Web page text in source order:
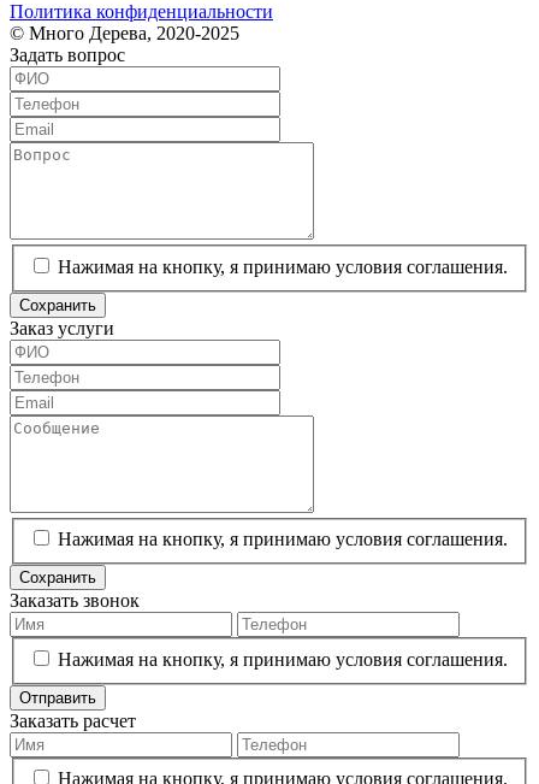
Политика конфиденциальности
© Много Дерева, 2020-2025
Задать вопрос
Нажимая на кнопку, я принимаю условия соглашения.
Сохранить
Заказ услуги
Нажимая на кнопку, я принимаю условия соглашения.
Сохранить
Заказать звонок
Нажимая на кнопку, я принимаю условия соглашения.
Отправить
Заказать расчет
Нажимая на кнопку, я принимаю условия соглашения.